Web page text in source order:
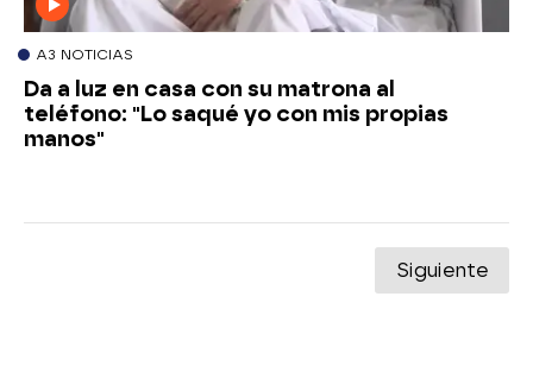
A3 NOTICIAS
Da a luz en casa con su matrona al
teléfono: "Lo saqué yo con mis propias
manos"
Siguiente